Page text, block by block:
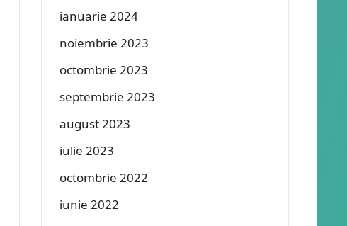
ianuarie 2024
noiembrie 2023
octombrie 2023
septembrie 2023
august 2023
iulie 2023
octombrie 2022
iunie 2022